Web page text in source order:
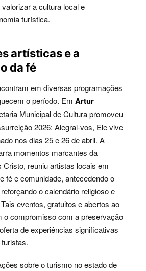
a cultura local e
turística.
artísticas e a
da fé
em diversas programações
o período. Em Artur
Municipal de Cultura promoveu
2026: Alegrai-vos, Ele vive
nos dias 25 e 26 de abril. A
momentos marcantes da
Cristo, reuniu artistas locais em
fé e comunidade, antecedendo o
o calendário religioso e
eventos, gratuitos e abertos ao
o compromisso com a preservação
de experiências significativas
sobre o turismo no estado de